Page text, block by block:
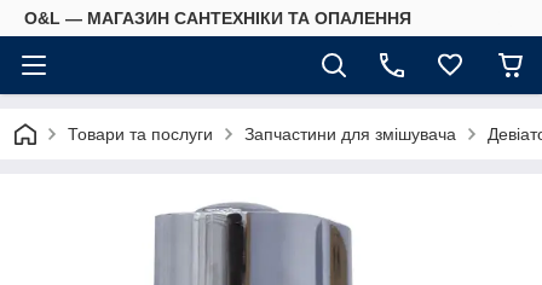
O&L — МАГАЗИН САНТЕХНІКИ ТА ОПАЛЕННЯ
Товари та послуги Запчастини для змішувача